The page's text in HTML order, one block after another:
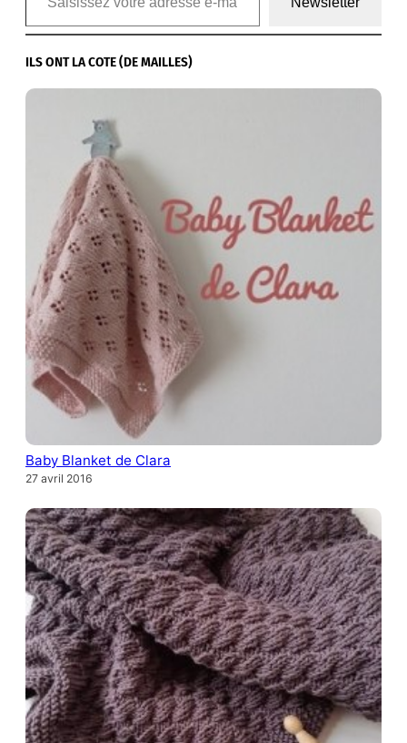
ILS ONT LA COTE (DE MAILLES)
Baby Blanket de Clara
27 avril 2016